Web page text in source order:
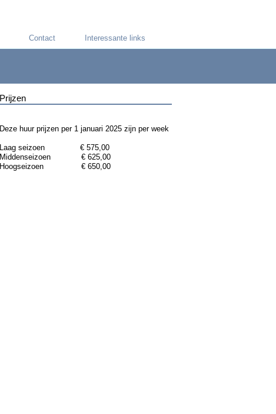
Contact Interessante links
Prijzen
Deze huur prijzen per 1 januari 2025 zijn per week
Laag seizoen € 575,00
Middenseizoen € 625,00
Hoogseizoen € 650,00